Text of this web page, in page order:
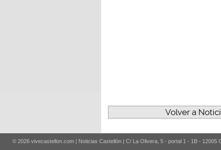
Volver a
© 2026 vivecastellon.com | Noticias Castellón | C/ La Olivera, 5 - portal 1 - 1B - 12005